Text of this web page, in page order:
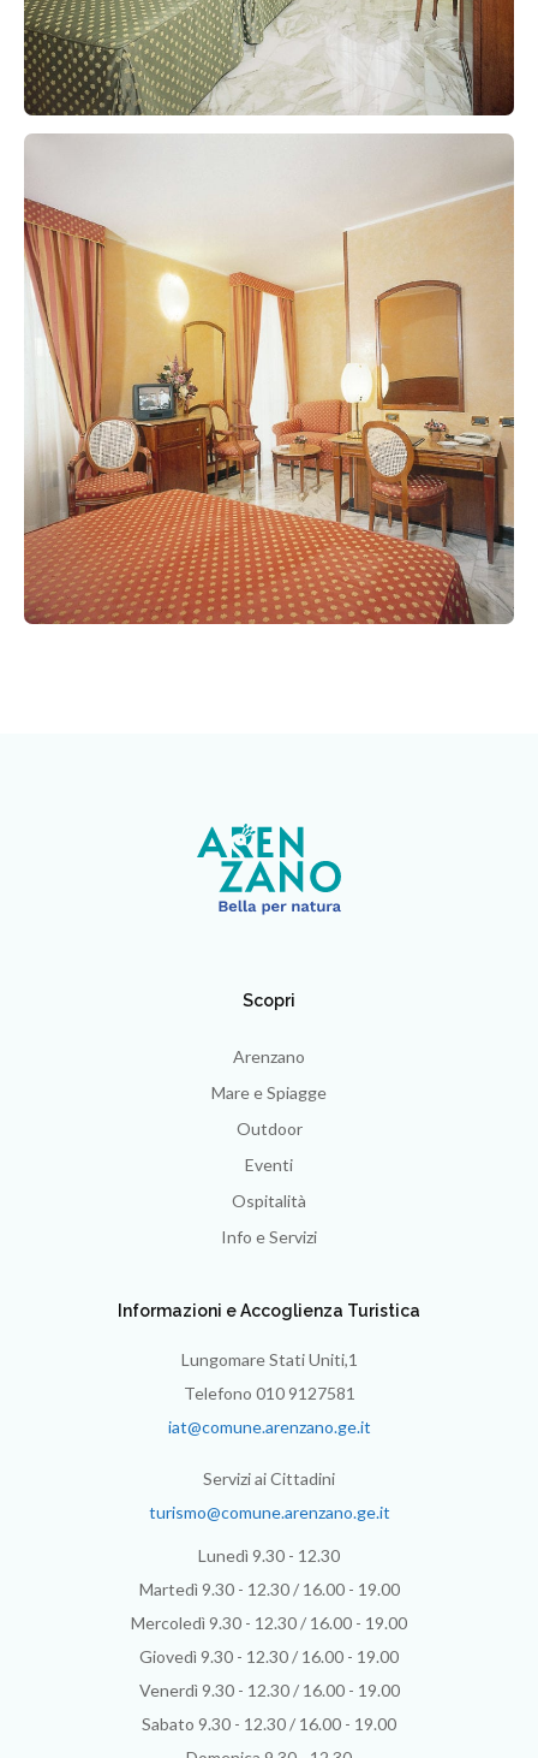
Scopri
Arenzano
Mare e Spiagge
Outdoor
Eventi
Ospitalità
Info e Servizi
Informazioni e Accoglienza Turistica
Lungomare Stati Uniti,1
Telefono 010 9127581
iat@comune.arenzano.ge.it
Servizi ai Cittadini
turismo@comune.arenzano.ge.it
Lunedì 9.30 - 12.30
Martedì 9.30 - 12.30 / 16.00 - 19.00
Mercoledì 9.30 - 12.30 / 16.00 - 19.00
Giovedì 9.30 - 12.30 / 16.00 - 19.00
Venerdì 9.30 - 12.30 / 16.00 - 19.00
Sabato 9.30 - 12.30 / 16.00 - 19.00